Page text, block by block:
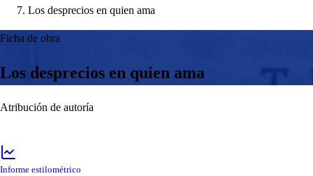
Los desprecios en quien ama
Ficha de obra
Los desprecios en quien ama
Atribución de autoría
Informe estilométrico